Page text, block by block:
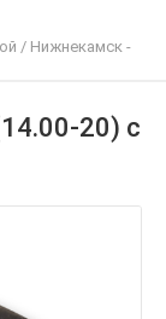
/ Нижнекамск -
20) с